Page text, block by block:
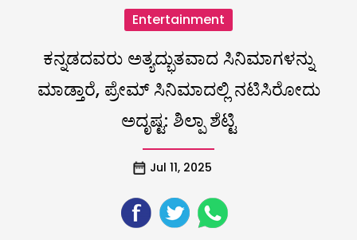
Entertainment
ಕನ್ನಡದವರು ಅತ್ಯದ್ಭುತವಾದ ಸಿನಿಮಾಗಳನ್ನು
ಮಾಡ್ತಾರೆ, ಪ್ರೇಮ್ ಸಿನಿಮಾದಲ್ಲಿ ನಟಿಸಿರೋದು‌
ಅದೃಷ್ಟ: ಶಿಲ್ಪಾ ಶೆಟ್ಟಿ
Jul 11, 2025